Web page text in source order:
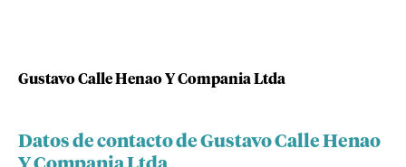
Gustavo Calle Henao Y Compania Ltda
Datos de contacto de Gustavo Calle Henao